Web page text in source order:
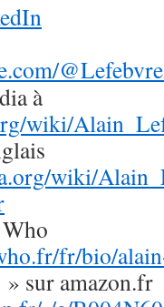
à
wiki/
wiki/
fr/bio/
sur amazon.fr